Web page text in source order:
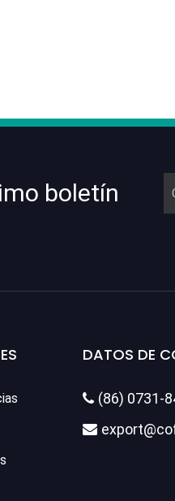
boletín
DATOS DE
 (86) 0731-
